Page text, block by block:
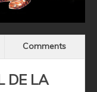
Comments
DE LA